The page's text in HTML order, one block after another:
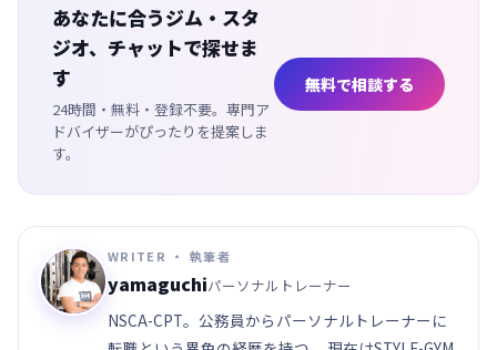
あなたに合うジム・スタ
ジオ、チャットで探せま
す
24時間・無料・登録不要。専門ア
ドバイザーがぴったりを提案しま
す。
無料で相談する
WRITER ・ 執筆者
yamaguchiパーソナルトレーナー
NSCA-CPT。公務員からパーソナルトレーナーに